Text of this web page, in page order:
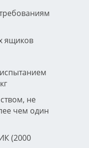
ящиков
не
чем один
(2000